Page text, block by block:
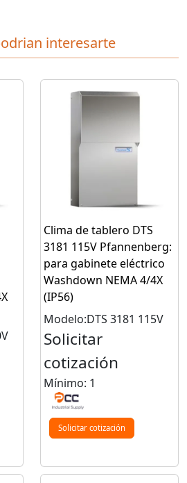
interesarte
Clima de tablero DTS
3181 115V Pfannenberg:
para gabinete eléctrico
Washdown NEMA 4/4X
(IP56)
Modelo:DTS 3181 115V
Solicitar
cotización
Mínimo: 1
Solicitar cotización